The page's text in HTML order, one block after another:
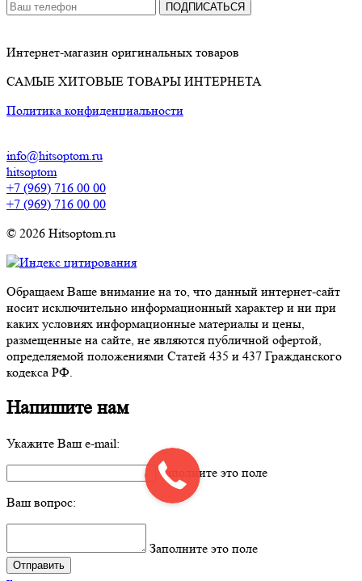
ПОДПИСАТЬСЯ
Интернет-магазин оригинальных товаров
САМЫЕ ХИТОВЫЕ ТОВАРЫ ИНТЕРНЕТА
Политика конфиденциальности
info@hitsoptom.ru
hitsoptom
+7 (969) 716 00 00
+7 (969) 716 00 00
© 2026 Hitsoptom.ru
Обращаем Ваше внимание на то, что данный интернет-сайт
носит исключительно информационный характер и ни при
каких условиях информационные материалы и цены,
размещенные на сайте, не являются публичной офертой,
определяемой положениями Статей 435 и 437 Гражданского
кодекса РФ.
Напишите нам
Укажите Ваш e-mail:
Заполните это поле
Ваш вопрос:
Заполните это поле